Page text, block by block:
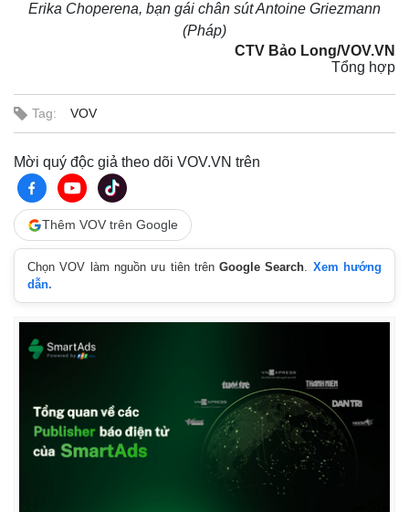
Kinh tế
Bất động sản
Tiêu dùng
Tỷ giá
Chứng khoán
Giá cà phê
Erika Choperena, bạn gái chân sút Antoine Griezmann
(Pháp)
CTV Bảo Long/VOV.VN
Tổng hợp
Tag: VOV
Mời quý độc giả theo dõi VOV.VN trên
Thêm VOV trên Google
Chọn VOV làm nguồn ưu tiên trênGoogle Search. Xem hướng
dẫn.